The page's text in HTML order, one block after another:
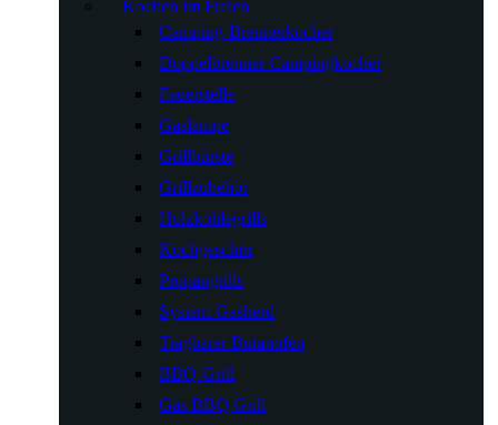
Kochen im Freien
Camping-Brennerkocher
Doppelbrenner Campingkocher
Feuerstelle
Gaslampe
Grillbürste
Grillzubehör
Holzkohlegrills
Kochgeschirr
Propangrills
System-Gasherd
Tragbarer Butanofen
BBQ-Grill
Gas BBQ Grill